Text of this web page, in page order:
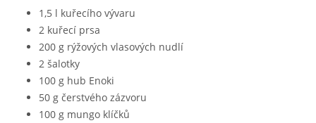
1,5 l kuřecího vývaru
2 kuřecí prsa
200 g rýžových vlasových nudlí
2 šalotky
100 g hub Enoki
50 g čerstvého zázvoru
100 g mungo klíčků